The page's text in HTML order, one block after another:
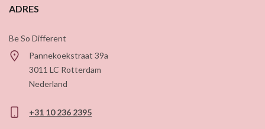
ADRES
Be So Different
Pannekoekstraat 39a
3011 LC Rotterdam
Nederland
+31 10 236 2395